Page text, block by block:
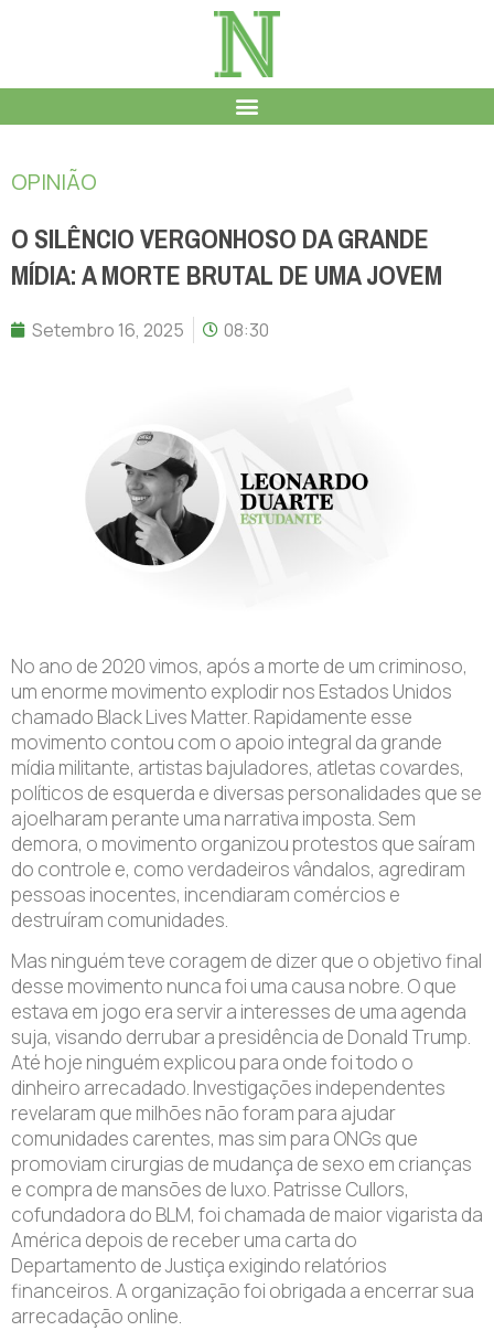
OPINIÃO
O SILÊNCIO VERGONHOSO DA GRANDE
MÍDIA: A MORTE BRUTAL DE UMA JOVEM
Setembro 16, 2025 08:30
No ano de 2020 vimos, após a morte de um criminoso,
um enorme movimento explodir nos Estados Unidos
chamado Black Lives Matter. Rapidamente esse
movimento contou com o apoio integral da grande
mídia militante, artistas bajuladores, atletas covardes,
políticos de esquerda e diversas personalidades que se
ajoelharam perante uma narrativa imposta. Sem
demora, o movimento organizou protestos que saíram
do controle e, como verdadeiros vândalos, agrediram
pessoas inocentes, incendiaram comércios e
destruíram comunidades.
Mas ninguém teve coragem de dizer que o objetivo final
desse movimento nunca foi uma causa nobre. O que
estava em jogo era servir a interesses de uma agenda
suja, visando derrubar a presidência de Donald Trump.
Até hoje ninguém explicou para onde foi todo o
dinheiro arrecadado. Investigações independentes
revelaram que milhões não foram para ajudar
comunidades carentes, mas sim para ONGs que
promoviam cirurgias de mudança de sexo em crianças
e compra de mansões de luxo. Patrisse Cullors,
cofundadora do BLM, foi chamada de maior vigarista da
América depois de receber uma carta do
Departamento de Justiça exigindo relatórios
financeiros. A organização foi obrigada a encerrar sua
arrecadação online.